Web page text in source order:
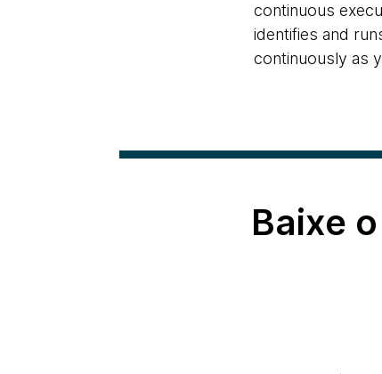
continuous
identifies and
continuously as
Baixe